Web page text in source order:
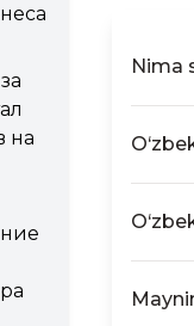
на
Nima
2018
jinoiy
kripto-